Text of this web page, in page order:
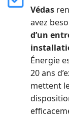
fa-
square-
check
Védas
avez
d’un
Énergie
20 ans
mettent